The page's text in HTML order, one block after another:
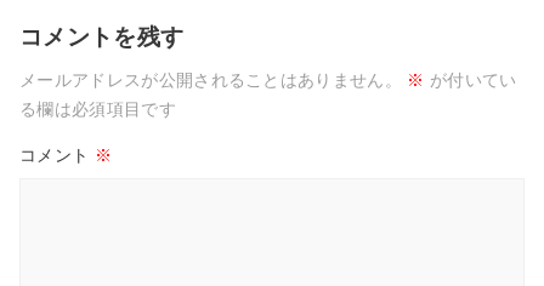
コメントを残す
メールアドレスが公開されることはありません。 ※ が付いてい
る欄は必須項目です
コメント ※